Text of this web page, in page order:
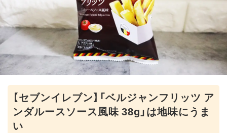
【セブンイレブン】「ベルジャンフリッツ ア
ンダルースソース風味 38g」は地味にうま
い